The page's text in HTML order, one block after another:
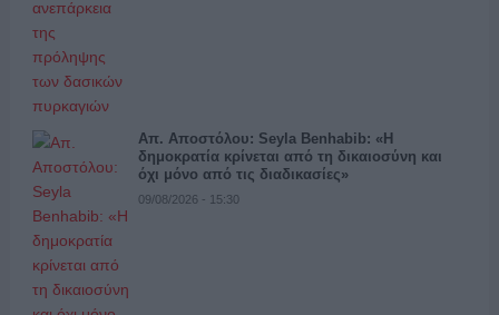
Απ. Αποστόλου: Seyla Benhabib: «Η
δημοκρατία κρίνεται από τη δικαιοσύνη και
όχι μόνο από τις διαδικασίες»
09/08/2026 - 15:30